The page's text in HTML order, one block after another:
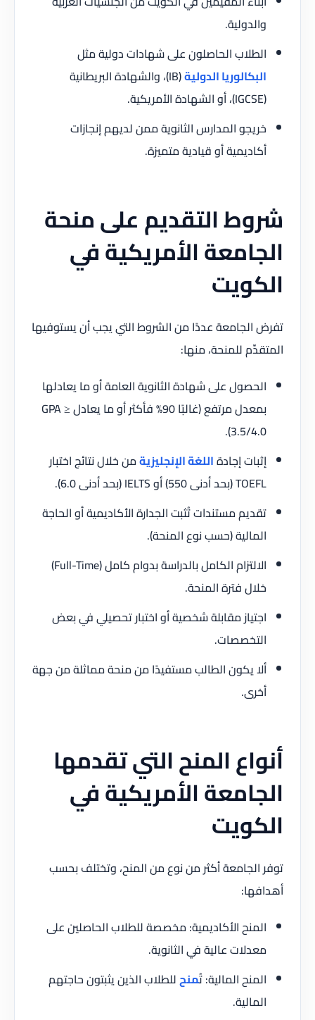
والدولية.
الطلاب الحاصلون على شهادات دولية مثل
البكالوريا الدولية
(IB)، والشهادة البريطانية
(IGCSE)، أو الشهادة الأمريكية.
خريجو المدارس الثانوية ممن لديهم إنجازات
أكاديمية أو قيادية متميزة.
شروط التقديم على منحة
الجامعة الأمريكية في
الكويت
تفرض الجامعة عددًا من الشروط التي يجب أن يستوفيها
المتقدِّم للمنحة، منها:
الحصول على شهادة الثانوية العامة أو ما يعادلها
بمعدل مرتفع (غالبًا 90% فأكثر أو ما يعادل GPA ≥
3.5/4.0).
إثبات إجادةاللغة الإنجليزيةمن خلال نتائج اختبار
TOEFL (بحد أدنى 550) أو IELTS (بحد أدنى 6.0).
تقديم مستندات تُثبت الجدارة الأكاديمية أو الحاجة
المالية (حسب نوع المنحة).
الالتزام الكامل بالدراسة بدوام كامل (Full-Time)
خلال فترة المنحة.
اجتياز مقابلة شخصية أو اختبار تحصيلي في بعض
التخصصات.
ألا يكون الطالب مستفيدًا من منحة مماثلة من جهة
أخرى.
أنواع المنح التي تقدمها
الجامعة الأمريكية في
الكويت
توفر الجامعة أكثر من نوع من المنح، وتختلف بحسب
أهدافها:
المنح الأكاديمية: مخصصة للطلاب الحاصلين على
معدلات عالية في الثانوية.
المنح المالية: تُمنحللطلاب الذين يثبتون حاجتهم
المالية.